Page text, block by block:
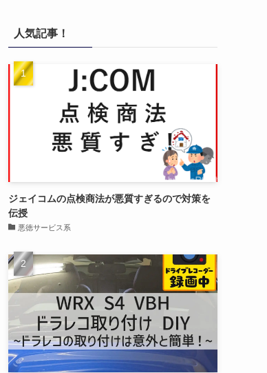
人気記事！
ジェイコムの点検商法が悪質すぎるので対策を
伝授
悪徳サービス系